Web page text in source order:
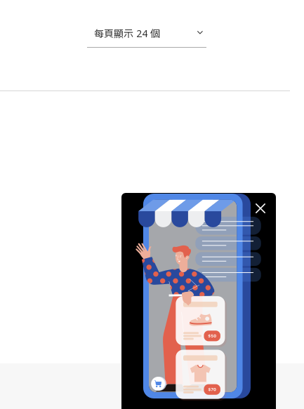
每頁顯示 24 個